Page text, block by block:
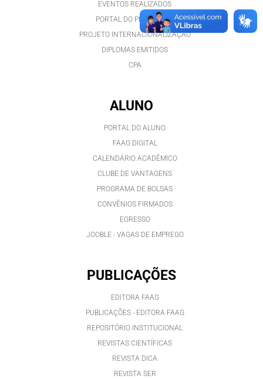
EVENTOS REALIZADOS
PORTAL DO PROFESSOR
PROJETO INTERNACIONALIZAÇÃO
DIPLOMAS EMITIDOS
CPA
ALUNO
PORTAL DO ALUNO
FAAG DIGITAL
CALENDÁRIO ACADÊMICO
CLUBE DE VANTAGENS
PROGRAMA DE BOLSAS
CONVÊNIOS FIRMADOS
EGRESSO
JOOBLE - VAGAS DE EMPREGO
PUBLICAÇÕES
EDITORA FAAG
PUBLICAÇÕES - EDITORA FAAG
REPOSITÓRIO INSTITUCIONAL
REVISTAS CIENTÍFICAS
REVISTA DICA
REVISTA SER